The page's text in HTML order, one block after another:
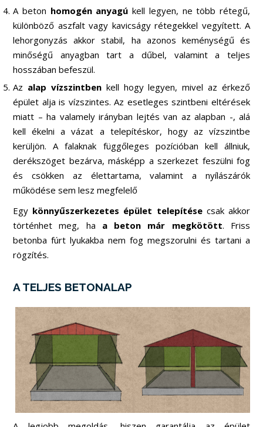
A beton homogén anyagú kell legyen, ne több rétegű,
különböző aszfalt vagy kavicságy rétegekkel vegyített. A
lehorgonyzás akkor stabil, ha azonos keménységű és
minőségű anyagban tart a dűbel, valamint a teljes
hosszában befeszül.
Az alap vízszintbenkell hogy legyen, mivel az érkező
épület alja is vízszintes. Az esetleges szintbeni eltérések
miatt – ha valamely irányban lejtés van az alapban -, alá
kell ékelni a vázat a telepítéskor, hogy az vízszintbe
kerüljön. A falaknak függőleges pozícióban kell állniuk,
derékszöget bezárva, másképp a szerkezet feszülni fog
és csökken az élettartama, valamint a nyílászárók
működése sem lesz megfelelő
Egy könnyűszerkezetes épület telepítésecsak akkor
történhet meg, ha a beton már megkötött. Friss
betonba fúrt lyukakba nem fog megszorulni és tartani a
rögzítés.
A TELJES BETONALAP